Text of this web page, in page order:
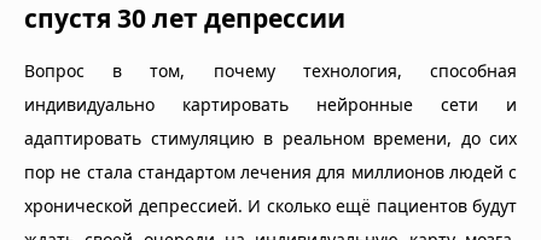
спустя 30 лет депрессии
Вопрос в том, почему технология, способная
индивидуально картировать нейронные сети и
адаптировать стимуляцию в реальном времени, до сих
пор не стала стандартом лечения для миллионов людей с
хронической депрессией. И сколько ещё пациентов будут